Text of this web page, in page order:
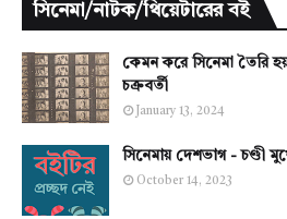
সিনেমা/নাটক/থিয়েটারের বই
কেমন করে সিনেমা তৈরি
চক্রবর্তী
January 13, 2024
সিনেমায় দেশভাগ - চণ্ডী
October 14, 2023